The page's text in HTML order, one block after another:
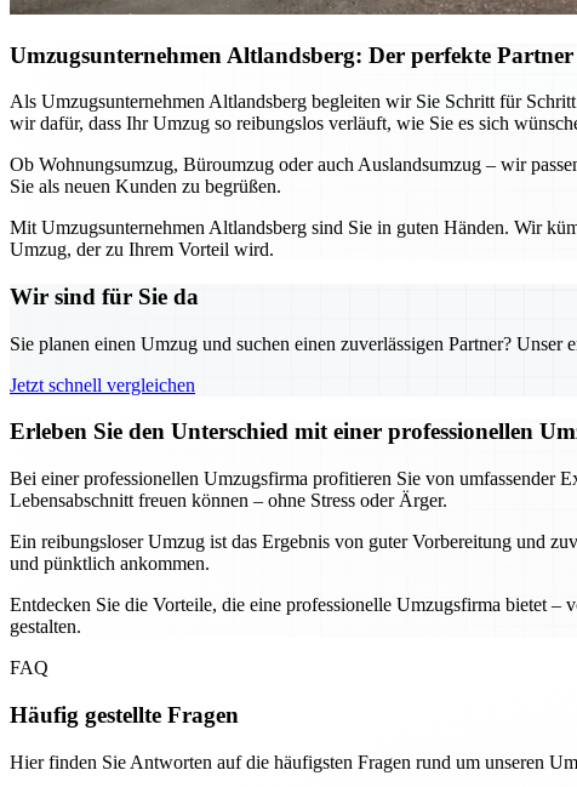
Umzugsunternehmen Altlandsberg: Der perfekte
Als Umzugsunternehmen Altlandsberg begleiten wir Sie Schritt für
wir dafür, dass Ihr Umzug so reibungslos verläuft, wie Sie es sich
Ob Wohnungsumzug, Büroumzug oder auch Auslandsumzug – wir
Sie als neuen Kunden zu begrüßen.
Mit Umzugsunternehmen Altlandsberg sind Sie in guten Händen. Wir
Umzug, der zu Ihrem Vorteil wird.
Wir sind für Sie da
Sie planen einen Umzug und suchen einen zuverlässigen Partner?
Jetzt schnell vergleichen
Erleben Sie den Unterschied mit einer professionellen
Bei einer professionellen Umzugsfirma profitieren Sie von umfassender
Lebensabschnitt freuen können – ohne Stress oder Ärger.
Ein reibungsloser Umzug ist das Ergebnis von guter Vorbereitung und
und pünktlich ankommen.
Entdecken Sie die Vorteile, die eine professionelle Umzugsfirma bietet
gestalten.
FAQ
Häufig gestellte Fragen
Hier finden Sie Antworten auf die häufigsten Fragen rund um unseren